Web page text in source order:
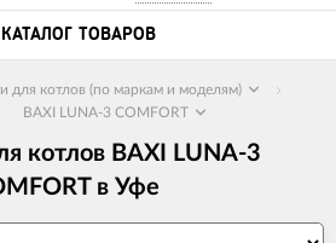
КАТАЛОГ ТОВАРОВ
для котлов (по маркам и моделям)
BAXI LUNA-3 COMFORT
котлов BAXI LUNA-3
в Уфе